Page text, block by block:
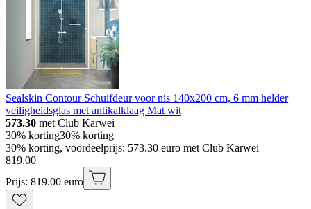
Sealskin Contour Schuifdeur voor nis 140x200 cm, 6 mm helder
veiligheidsglas met antikalklaag Mat wit
573.30 met Club Karwei
30% korting30% korting
30% korting, voordeelprijs: 573.30 euro met Club Karwei
819.00
Prijs: 819.00 euro